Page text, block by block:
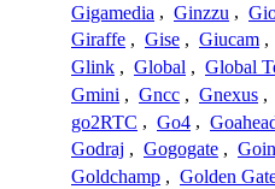
Gigamedia , Ginzzu ,
Giraffe , Gise , Giucam ,
Glink , Global , Global
Gmini , Gncc , Gnexus ,
go2RTC , Go4 ,
Godraj , Gogogate ,
Goldchamp , Golden